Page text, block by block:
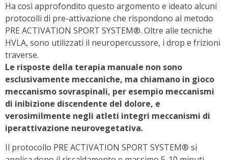
Ha così approfondito questo argomento e ideato alcuni
protocolli di pre-attivazione che rispondono al metodo
PRE ACTIVATION SPORT SYSTEM®. Oltre alle tecniche
HVLA, sono utilizzati il neuropercussore, i drop e frizioni
traverse.
Le risposte della terapia manuale non sono
esclusivamente meccaniche, ma chiamano in gioco
meccanismo sovraspinali, per esempio meccanismi
di inibizione discendente del dolore, e
verosimilmente negli atleti integri meccanismi di
iperattivazione neurovegetativa.
Il protocollo PRE ACTIVATION SPORT SYSTEM® si